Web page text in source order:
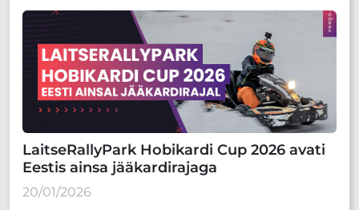
LaitseRallyPark Hobikardi Cup 2026 avati
Eestis ainsa jääkardirajaga
20/01/2026